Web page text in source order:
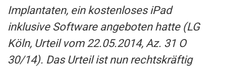
Implantaten, ein kostenloses iPad
inklusive Software angeboten hatte (LG
Köln, Urteil vom 22.05.2014, Az. 31 O
30/14). Das Urteil ist nun rechtskräftig